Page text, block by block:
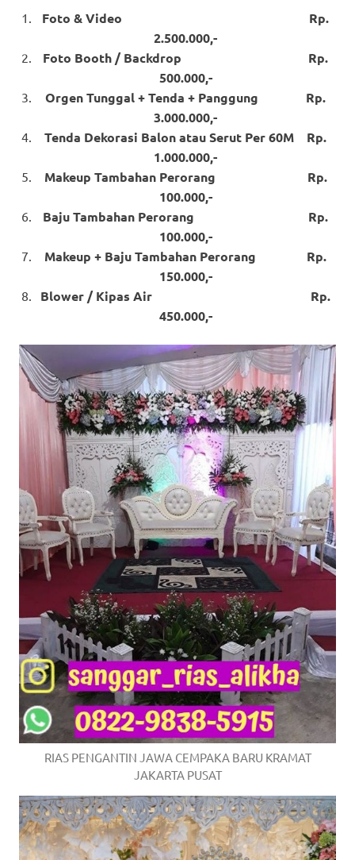
Foto & Video Rp.
2.500.000,-
Foto Booth / Backdrop Rp.
500.000,-
Orgen Tunggal + Tenda + Panggung Rp.
3.000.000,-
Tenda Dekorasi Balon atau Serut Per 60M Rp.
1.000.000,-
Makeup Tambahan Perorang Rp.
100.000,-
Baju Tambahan Perorang Rp.
100.000,-
Makeup + Baju Tambahan Perorang Rp.
150.000,-
Blower / Kipas Air Rp.
450.000,-
RIAS PENGANTIN JAWA CEMPAKA BARU KRAMAT
JAKARTA PUSAT